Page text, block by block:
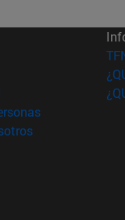
en nueva ventana)
nueva ventana)
(abre en nueva
(abre en nueva
(abre en nueva